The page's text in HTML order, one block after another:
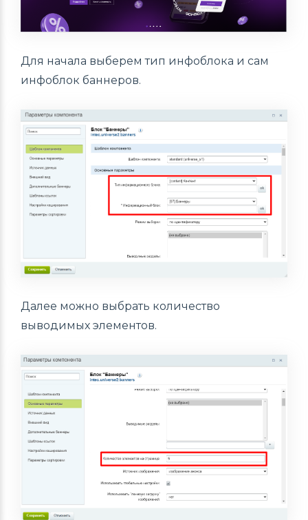
Для начала выберем тип инфоблока и сам
инфоблок баннеров.
Далее можно выбрать количество
выводимых элементов.